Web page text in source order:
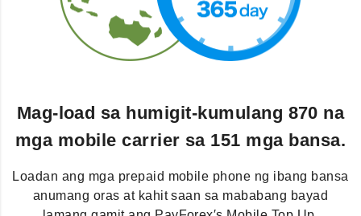
Mag-load sa humigit-kumulang 870 na
mga mobile carrier sa 151 mga bansa.
Loadan ang mga prepaid mobile phone ng ibang bansa
anumang oras at kahit saan sa mababang bayad